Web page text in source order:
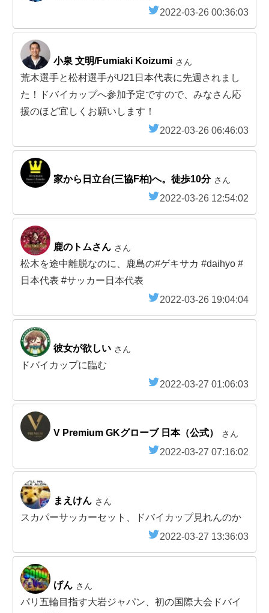
2022-03-26 00:36:03
小泉 文明/Fumiaki Koizumi さん
荒木選手と松村選手がU21日本代表に先週されまし
た！ドバイカップへ参加予定ですので、みなさん応
援のほど宜しくお願いします！
2022-03-26 06:46:03
家から日立台(三協F柏)へ。徒歩10分 さん
2022-03-26 12:54:02
鹿のトムさん さん
松木を途中離脱なのに、鹿島の#ゲキサカ #daihyo #
日本代表 #サッカー日本代表
2022-03-26 19:04:04
彼女が欲しい さん
ドバイカップに臨む
2022-03-27 01:06:03
V Premium GKグローブ 日本（公式） さん
2022-03-27 07:16:02
まえけん さん
スカパーサッカーセット、ドバイカップ見れんのか
2022-03-27 13:36:03
げん さん
パリ五輪目指す大岩ジャパン、初の国際大会ドバイ